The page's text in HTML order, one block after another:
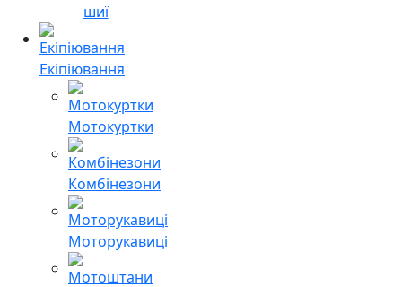
шиї
Екіпіювання
Мотокуртки
Комбінезони
Моторукавиці